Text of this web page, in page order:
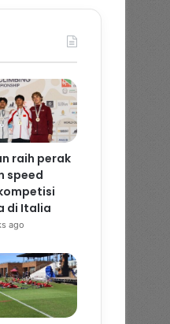
raih perak
speed
di Italia
ago